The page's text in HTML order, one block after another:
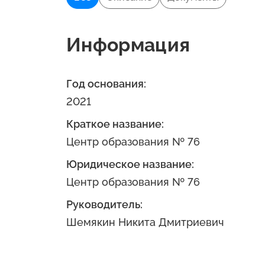
Информация
Год основания:
2021
Краткое название:
Центр образования № 76
Юридическое название:
Центр образования № 76
Руководитель:
Шемякин Никита Дмитриевич